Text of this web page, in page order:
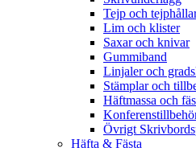
Tejp och
Lim och klister
Saxar och knivar
Gummiband
Linjaler och
Stämplar och
Häftmassa och
Övrigt
Häfta & Fästa